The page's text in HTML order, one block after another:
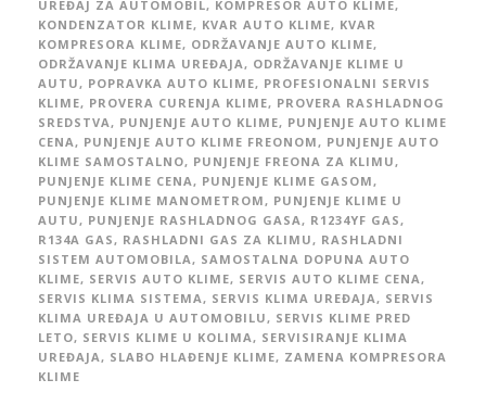
UREĐAJ ZA AUTOMOBIL, KOMPRESOR AUTO KLIME,
KONDENZATOR KLIME, KVAR AUTO KLIME, KVAR
KOMPRESORA KLIME, ODRŽAVANJE AUTO KLIME,
ODRŽAVANJE KLIMA UREĐAJA, ODRŽAVANJE KLIME U
AUTU, POPRAVKA AUTO KLIME, PROFESIONALNI SERVIS
KLIME, PROVERA CURENJA KLIME, PROVERA RASHLADNOG
SREDSTVA, PUNJENJE AUTO KLIME, PUNJENJE AUTO KLIME
CENA, PUNJENJE AUTO KLIME FREONOM, PUNJENJE AUTO
KLIME SAMOSTALNO, PUNJENJE FREONA ZA KLIMU,
PUNJENJE KLIME CENA, PUNJENJE KLIME GASOM,
PUNJENJE KLIME MANOMETROM, PUNJENJE KLIME U
AUTU, PUNJENJE RASHLADNOG GASA, R1234YF GAS,
R134A GAS, RASHLADNI GAS ZA KLIMU, RASHLADNI
SISTEM AUTOMOBILA, SAMOSTALNA DOPUNA AUTO
KLIME, SERVIS AUTO KLIME, SERVIS AUTO KLIME CENA,
SERVIS KLIMA SISTEMA, SERVIS KLIMA UREĐAJA, SERVIS
KLIMA UREĐAJA U AUTOMOBILU, SERVIS KLIME PRED
LETO, SERVIS KLIME U KOLIMA, SERVISIRANJE KLIMA
UREĐAJA, SLABO HLAĐENJE KLIME, ZAMENA KOMPRESORA
KLIME